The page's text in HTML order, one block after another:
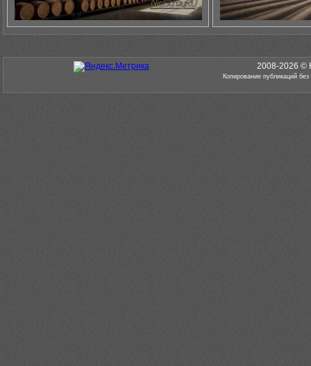
2008-2026 ©
Копирование публикаций